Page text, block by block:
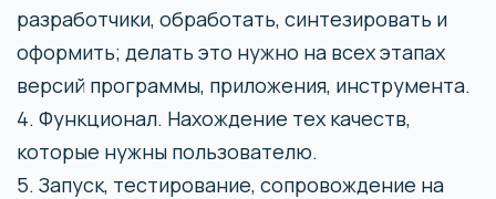
разработчики, обработать, синтезировать и
оформить; делать это нужно на всех этапах
версий программы, приложения, инструмента.
4. Функционал. Нахождение тех качеств,
которые нужны пользователю.
5. Запуск, тестирование, сопровождение на